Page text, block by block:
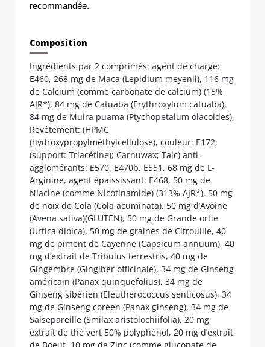
recommandée.
Composition
Ingrédients par 2 comprimés: agent de charge:
E460, 268 mg de Maca (Lepidium meyenii), 116 mg
de Calcium (comme carbonate de calcium) (15%
AJR*), 84 mg de Catuaba (Erythroxylum catuaba),
84 mg de Muira puama (Ptychopetalum olacoides),
Revêtement: (HPMC
(hydroxypropylméthylcellulose), couleur: E172;
(support: Triacétine); Carnuwax; Talc) anti-
agglomérants: E570, E470b, E551, 68 mg de L-
Arginine, agent épaississant: E468, 50 mg de
Niacine (comme Nicotinamide) (313% AJR*), 50 mg
de noix de Cola (Cola acuminata), 50 mg d’Avoine
(Avena sativa)(GLUTEN), 50 mg de Grande ortie
(Urtica dioica), 50 mg de graines de Citrouille, 40
mg de piment de Cayenne (Capsicum annuum), 40
mg d’extrait de Tribulus terrestris, 40 mg de
Gingembre (Gingiber officinale), 34 mg de Ginseng
américain (Panax quinquefolius), 34 mg de
Ginseng sibérien (Eleutherococcus senticosus), 34
mg de Ginseng coréen (Panax ginseng), 34 mg de
Salsepareille (Smilax aristolochiifolia), 20 mg
extrait de thé vert 50% polyphénol, 20 mg d’extrait